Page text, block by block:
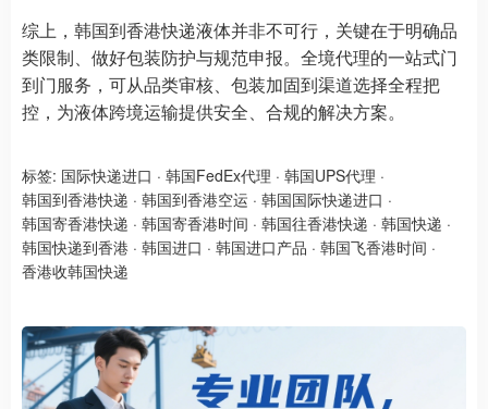
综上，韩国到香港快递液体并非不可行，关键在于明确品
类限制、做好包装防护与规范申报。全境代理的一站式门
到门服务，可从品类审核、包装加固到渠道选择全程把
控，为液体跨境运输提供安全、合规的解决方案。
标签: 国际快递进口 · 韩国FedEx代理 · 韩国UPS代理 ·
韩国到香港快递 · 韩国到香港空运 · 韩国国际快递进口 ·
韩国寄香港快递 · 韩国寄香港时间 · 韩国往香港快递 · 韩国快递 ·
韩国快递到香港 · 韩国进口 · 韩国进口产品 · 韩国飞香港时间 ·
香港收韩国快递